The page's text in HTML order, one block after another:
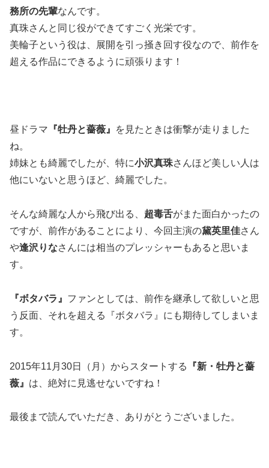
務所の先輩なんです。
真珠さんと同じ役ができてすごく光栄です。
美輪子という役は、展開を引っ掻き回す役なので、前作を
超える作品にできるように頑張ります！
昼ドラマ 『牡丹と薔薇』
を見たときは衝撃が走りました
ね。
姉妹とも綺麗でしたが、特に小沢真珠さんほど美しい人は
他にいないと思うほど、綺麗でした。
そんな綺麗な人から飛び出る、 超毒舌がまた面白かったの
ですが、前作があることにより、今回主演の黛英里佳さん
や逢沢りなさんには相当のプレッシャーもあると思いま
す。
『ボタバラ』 ファンとしては、前作を継承して欲しいと思
う反面、それを超える『ボタバラ』にも期待してしまいま
す。
2015年11月30日（月）からスタート する
『新・牡丹と薔
薇』 は、絶対に見逃せないですね！
最後まで読んでいただき、ありがとうございました。